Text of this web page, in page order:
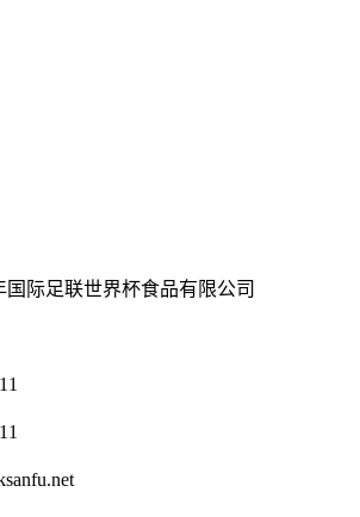
国际足联世界杯食品有限公司